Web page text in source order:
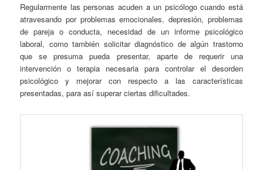
Regularmente las personas acuden a un psicólogo cuando está
atravesando por problemas emocionales, depresión, problemas
de pareja o conducta, necesidad de un informe psicológico
laboral, como también solicitar diagnóstico de algún trastorno
que se presuma pueda presentar, aparte de requerir una
intervención o terapia necesaria para controlar el desorden
psicológico y mejorar con respecto a las características
presentadas, para así superar ciertas dificultades.